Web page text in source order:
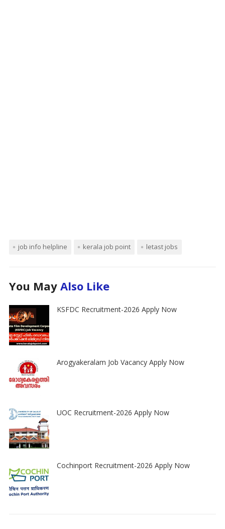
job info helpline kerala job point letast jobs
You May Also Like
KSFDC Recruitment-2026 Apply Now
Arogyakeralam Job Vacancy Apply Now
UOC Recruitment-2026 Apply Now
Cochinport Recruitment-2026 Apply Now